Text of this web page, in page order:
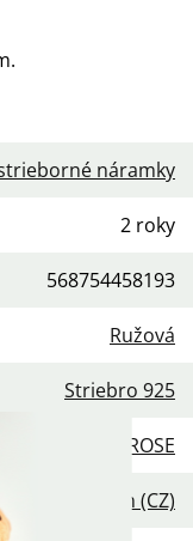
náramky
2 roky
568754458193
Ružová
Striebro 925
Pozlátené ROSE
Zirkón (CZ)